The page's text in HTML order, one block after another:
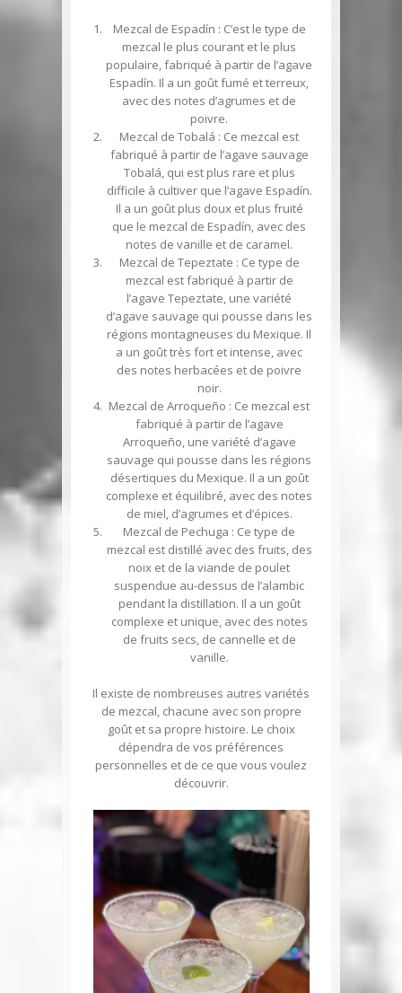
Mezcal de Espadín : C’est le type de
mezcal le plus courant et le plus
populaire, fabriqué à partir de l’agave
Espadín. Il a un goût fumé et terreux,
avec des notes d’agrumes et de
poivre.
Mezcal de Tobalá : Ce mezcal est
fabriqué à partir de l’agave sauvage
Tobalá, qui est plus rare et plus
difficile à cultiver que l’agave Espadín.
Il a un goût plus doux et plus fruité
que le mezcal de Espadín, avec des
notes de vanille et de caramel.
Mezcal de Tepeztate : Ce type de
mezcal est fabriqué à partir de
l’agave Tepeztate, une variété
d’agave sauvage qui pousse dans les
régions montagneuses du Mexique. Il
a un goût très fort et intense, avec
des notes herbacées et de poivre
noir.
Mezcal de Arroqueño : Ce mezcal est
fabriqué à partir de l’agave
Arroqueño, une variété d’agave
sauvage qui pousse dans les régions
désertiques du Mexique. Il a un goût
complexe et équilibré, avec des notes
de miel, d’agrumes et d’épices.
Mezcal de Pechuga : Ce type de
mezcal est distillé avec des fruits, des
noix et de la viande de poulet
suspendue au-dessus de l’alambic
pendant la distillation. Il a un goût
complexe et unique, avec des notes
de fruits secs, de cannelle et de
vanille.
Il existe de nombreuses autres variétés
de mezcal, chacune avec son propre
goût et sa propre histoire. Le choix
dépendra de vos préférences
personnelles et de ce que vous voulez
découvrir.